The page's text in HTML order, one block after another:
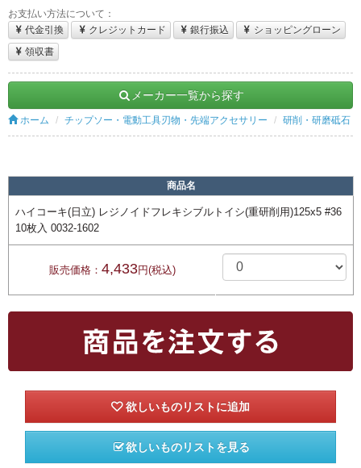
お支払い方法について：
代金引換
クレジットカード 銀行振込
ショッピングローン
領収書
メーカー一覧から探す
ホーム チップソー・電動工具刃物・先端アクセサリー 研削・研磨砥石
商品名
ハイコーキ(日立) レジノイドフレキシブルトイシ(重研削用)125x5 #36
10枚入 0032-1602
販売価格： 4,433円(税込)
欲しいものリストを見る